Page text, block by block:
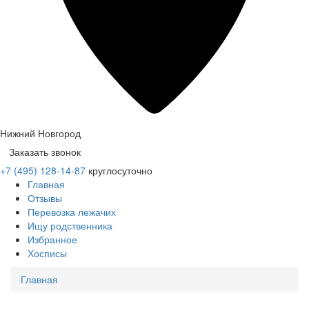
Нижний Новгород
Заказать звонок
+7 (495) 128-14-87 круглосуточно
Главная
Отзывы
Перевозка лежачих
Ищу родственника
Избранное
Хосписы
Главная